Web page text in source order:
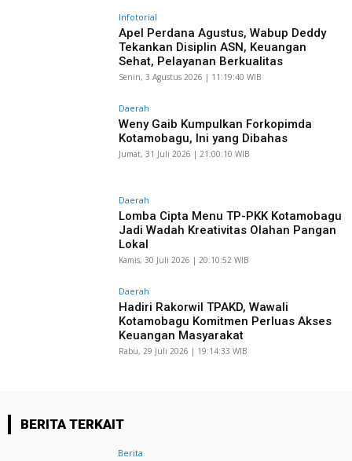
Infotorial
Apel Perdana Agustus, Wabup Deddy
Tekankan Disiplin ASN, Keuangan
Sehat, Pelayanan Berkualitas
Senin, 3 Agustus 2026 | 11:19:40 WIB
Daerah
Weny Gaib Kumpulkan Forkopimda
Kotamobagu, Ini yang Dibahas
Jumat, 31 Juli 2026 | 21:00:10 WIB
Daerah
Lomba Cipta Menu TP-PKK Kotamobagu
Jadi Wadah Kreativitas Olahan Pangan
Lokal
Kamis, 30 Juli 2026 | 20:10:52 WIB
Daerah
Hadiri Rakorwil TPAKD, Wawali
Kotamobagu Komitmen Perluas Akses
Keuangan Masyarakat
Rabu, 29 Juli 2026 | 19:14:33 WIB
BERITA TERKAIT
Berita